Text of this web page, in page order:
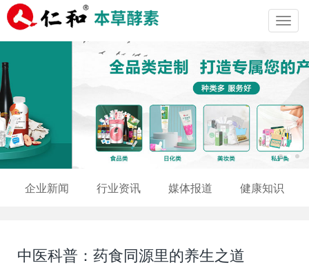
企业新闻 行业资讯 媒体报道 健康知识
中医科普：药食同源里的养生之道